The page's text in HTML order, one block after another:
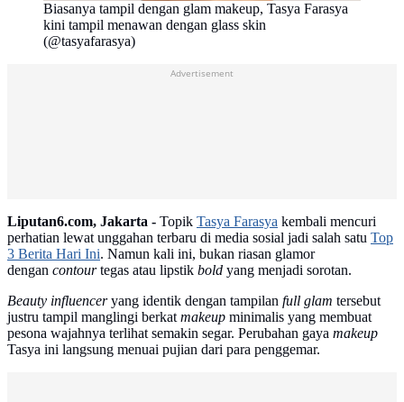
Biasanya tampil dengan glam makeup, Tasya Farasya
kini tampil menawan dengan glass skin
(@tasyafarasya)
Advertisement
Liputan6.com, Jakarta - Topik Tasya Farasya kembali mencuri
perhatian lewat unggahan terbaru di media sosial jadi salah satu Top
3 Berita Hari Ini. Namun kali ini, bukan riasan glamor
dengan contourtegas atau lipstik bold yang menjadi sorotan.
Beauty influenceryang identik dengan tampilan full glam tersebut
justru tampil manglingi berkatmakeup minimalis yang membuat
pesona wajahnya terlihat semakin segar. Perubahan gaya makeup
Tasya ini langsung menuai pujian dari para penggemar.